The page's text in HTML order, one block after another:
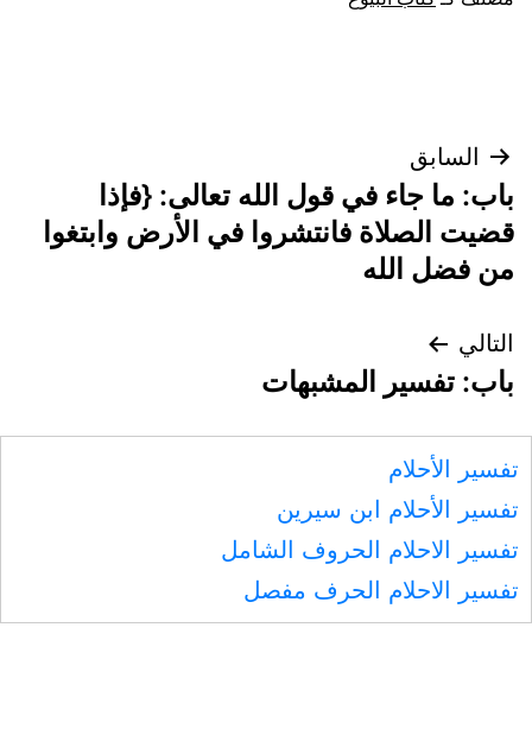
تصفّح
المقالات
السابق
باب: ما جاء في قول الله تعالى: {فإذا
قضيت الصلاة فانتشروا في الأرض وابتغوا
من فضل الله
التالي
باب: تفسير المشبهات
تفسير الأحلام
تفسير الأحلام ابن سيرين
تفسير الاحلام الحروف الشامل
تفسير الاحلام الحرف مفصل